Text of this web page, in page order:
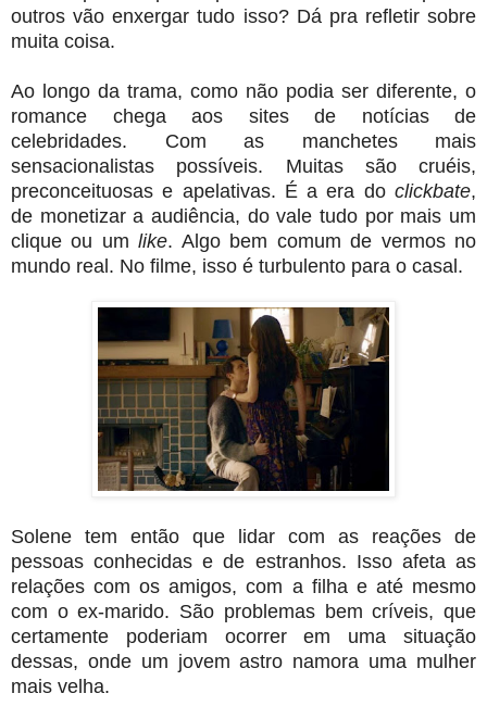
outros vão enxergar tudo isso? Dá pra refletir sobre
muita coisa.
Ao longo da trama, como não podia ser diferente, o
romance chega aos sites de notícias de
celebridades. Com as manchetes mais
sensacionalistas possíveis. Muitas são cruéis,
preconceituosas e apelativas. É a era do clickbate,
de monetizar a audiência, do vale tudo por mais um
clique ou umlike. Algo bem comum de vermos no
mundo real. No filme, isso é turbulento para o casal.
Solene tem então que lidar com as reações de
pessoas conhecidas e de estranhos. Isso afeta as
relações com os amigos, com a filha e até mesmo
com o ex-marido. São problemas bem críveis, que
certamente poderiam ocorrer em uma situação
dessas, onde um jovem astro namora uma mulher
mais velha.